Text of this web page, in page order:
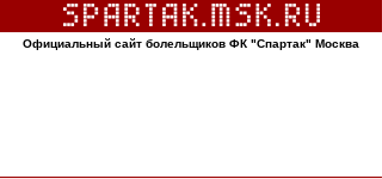
Официальный сайт болельщиков ФК "Спартак" Москва